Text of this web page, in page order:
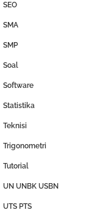
SEO
SMA
SMP
Soal
Software
Statistika
Teknisi
Trigonometri
Tutorial
UN UNBK USBN
UTS PTS